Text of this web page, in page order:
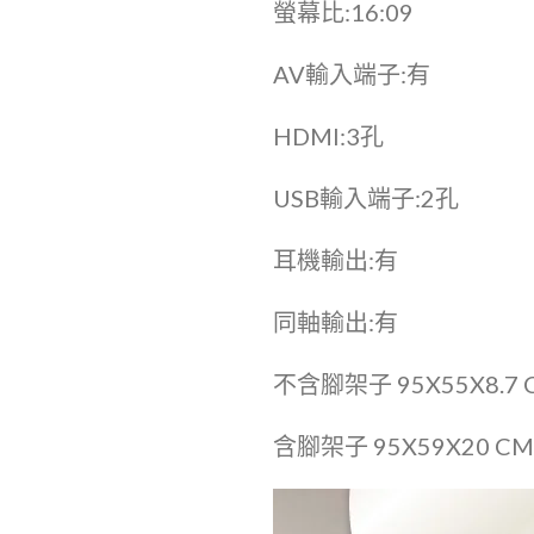
螢幕比:16:09
AV輸入端子:有
HDMI:3孔
USB輸入端子:2孔
耳機輸出:有
同軸輸出:有
不含腳架子 95X55X8.7
含腳架子 95X59X20 CM